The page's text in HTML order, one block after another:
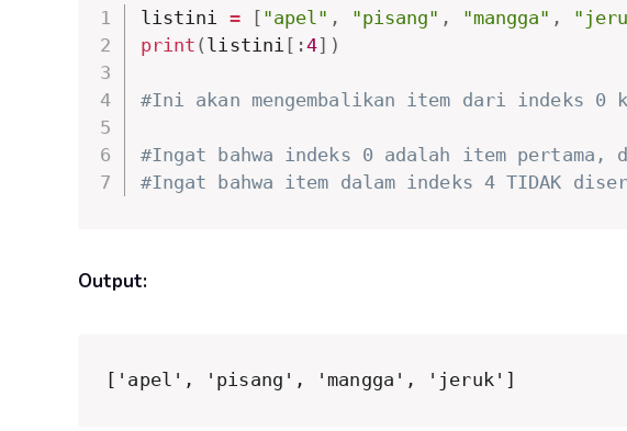
listini = [ "apel" , "pisang" , "mangga" ,
print ( listini [ :4] )
#Ini akan mengembalikan item dari indeks 0
#Ingat bahwa indeks 0 adalah item pertama,
#Ingat bahwa item dalam indeks 4 TIDAK
Output:
['apel', 'pisang', 'mangga', 'jeruk']